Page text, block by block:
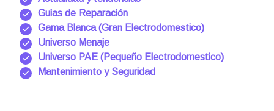
Guias de Reparación
Gama Blanca (Gran Electrodomestico)
Universo Menaje
Universo PAE (Pequeño Electrodomestico)
Mantenimiento y Seguridad